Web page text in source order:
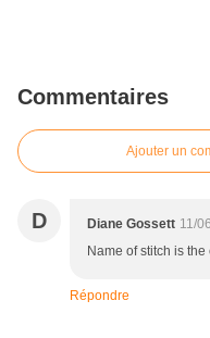
Commentaires
Ajouter un
D Diane Gossett 11/
Name of stitch is
Répondre